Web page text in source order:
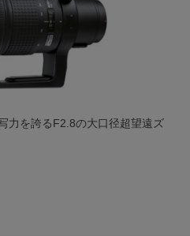
力を誇るF2.8の大口径超望遠ズ